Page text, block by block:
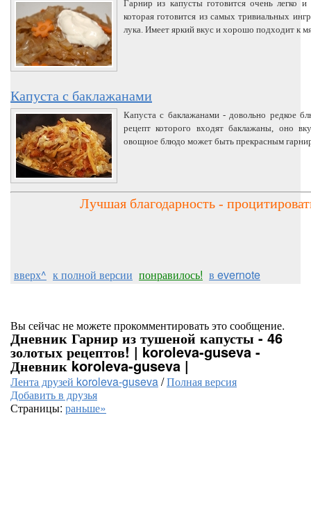
Гарнир из капусты готовится очень легко
которая готовится из самых тривиальных
лука. Имеет яркий вкус и хорошо подходит к
Капуста с баклажанами
Капуста с баклажанами - довольно редкое
рецепт которого входят баклажаны, оно
овощное блюдо может быть прекрасным
Лучшая благодарность -
вверх^ к полной версии понравилось! в evernote
Вы сейчас не можете прокомментировать это сообщение.
Дневник Гарнир из тушеной капусты - 46
золотых рецептов! | koroleva-guseva -
Дневник koroleva-guseva |
Лента друзей koroleva-guseva/Полная версия
Добавить в друзья
Страницы: раньше»